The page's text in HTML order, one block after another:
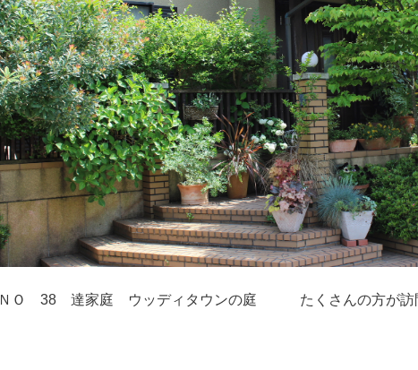
ＮＯ 38 達家庭 ウッディタウンの庭 たくさんの方が訪問